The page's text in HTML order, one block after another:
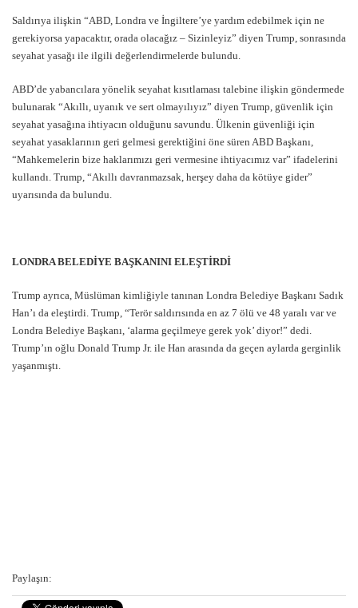
Saldırıya ilişkin “ABD, Londra ve İngiltere’ye yardım edebilmek için ne
gerekiyorsa yapacaktır, orada olacağız – Sizinleyiz” diyen Trump, sonrasında
seyahat yasağı ile ilgili değerlendirmelerde bulundu.
ABD’de yabancılara yönelik seyahat kısıtlaması talebine ilişkin göndermede
bulunarak “Akıllı, uyanık ve sert olmayılıyız” diyen Trump, güvenlik için
seyahat yasağına ihtiyacın olduğunu savundu. Ülkenin güvenliği için
seyahat yasaklarının geri gelmesi gerektiğini öne süren ABD Başkanı,
“Mahkemelerin bize haklarımızı geri vermesine ihtiyacımız var” ifadelerini
kullandı. Trump, “Akıllı davranmazsak, herşey daha da kötüye gider”
uyarısında da bulundu.
LONDRA BELEDİYE BAŞKANINI ELEŞTİRDİ
Trump ayrıca, Müslüman kimliğiyle tanınan Londra Belediye Başkanı Sadık
Han’ı da eleştirdi. Trump, “Terör saldırısında en az 7 ölü ve 48 yaralı var ve
Londra Belediye Başkanı, ‘alarma geçilmeye gerek yok’ diyor!” dedi.
Trump’ın oğlu Donald Trump Jr. ile Han arasında da geçen aylarda gerginlik
yaşanmıştı.
Paylaşın: